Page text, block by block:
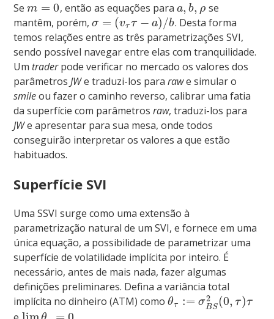
Sem = 0, então as equações para a, b, ρ se
mantêm, porém,σ = (vτ τ − a) /b. Desta forma
temos relações entre as três parametrizações SVI,
sendo possível navegar entre elas com tranquilidade.
Um traderpode verificar no mercado os valores dos
parâmetrosJWe traduzi-los pararawe simular o
smileou fazer o caminho reverso, calibrar uma fatia
da superfície com parâmetrosraw, traduzi-los para
JWe apresentar para sua mesa, onde todos
conseguirão interpretar os valores a que estão
habituados.
Superfície SVI
Uma SSVI surge como uma extensão à
parametrização natural de um SVI, e fornece em uma
única equação, a possibilidade de parametrizar uma
superfície de volatilidade implícita por inteiro. É
necessário, antes de mais nada, fazer algumas
definições preliminares. Defina a variância total
implícita no dinheiro (ATM) comoθτ := σ2
BS (0, τ)τ